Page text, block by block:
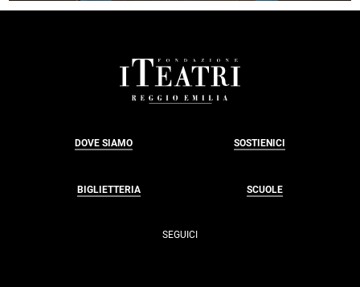
DOVE SIAMO SOSTIENICI
BIGLIETTERIA SCUOLE
SEGUICI